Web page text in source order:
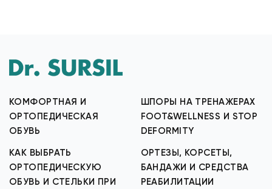
КОМФОРТНАЯ И
ОРТОПЕДИЧЕСКАЯ
ОБУВЬ
КАК ВЫБРАТЬ
ОРТОПЕДИЧЕСКУЮ
ОБУВЬ И СТЕЛЬКИ ПРИ
ШПОРЫ НА ТРЕНАЖЕРАХ
FOOT&WELLNESS И STOP
DEFORMITY
ОРТЕЗЫ, КОРСЕТЫ,
БАНДАЖИ И СРЕДСТВА
РЕАБИЛИТАЦИИ